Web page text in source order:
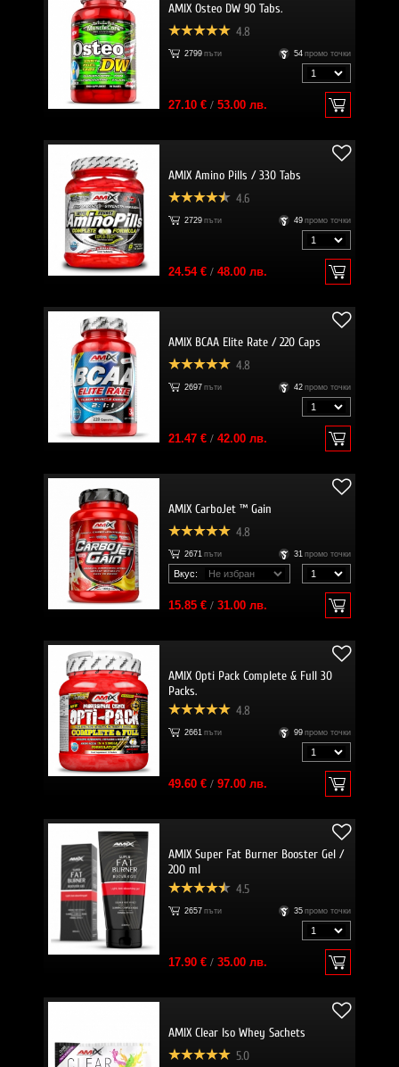
AMIX Osteo DW 90 Tabs.
4.8
2799 пъти 54 промо точки
27.10 €/ 53.00 лв.
AMIX Amino Pills / 330 Tabs
4.6
2729 пъти 49 промо точки
24.54 €/ 48.00 лв.
AMIX BCAA Elite Rate / 220 Caps
4.8
2697 пъти 42 промо точки
21.47 €/ 42.00 лв.
AMIX CarboJet ™ Gain
4.8
2671 пъти 31 промо точки
Вкус:
15.85 €/ 31.00 лв.
AMIX Opti Pack Complete & Full 30
Packs.
4.8
2661 пъти 99 промо точки
49.60 €/ 97.00 лв.
AMIX Super Fat Burner Booster Gel /
200 ml
4.5
2657 пъти 35 промо точки
17.90 €/ 35.00 лв.
AMIX Clear Iso Whey Sachets
5.0